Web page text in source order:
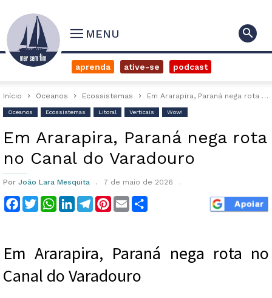
MENU
aprenda ative-se podcast
Início Oceanos Ecossistemas Em Ararapira, Paraná nega rota no Canal do Varadouro
Oceanos Ecossistemas Litoral Verticais Wow!
Em Ararapira, Paraná nega rota
no Canal do Varadouro
Por João Lara Mesquita 7 de maio de 2026
Facebook
TwitterWhatsApp
LinkedInTelegram
Pinterest
Email
Em Ararapira, Paraná nega rota no
Canal do Varadouro